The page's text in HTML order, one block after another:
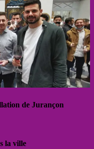
de Jurançon
la ville